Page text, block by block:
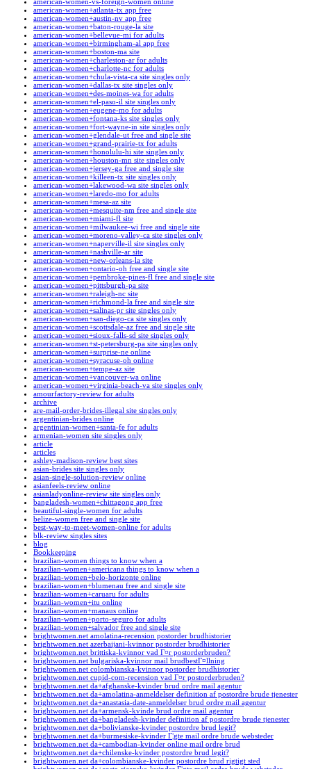
american-women-vs-foreign-women online
american-women+atlanta-tx app free
american-women+austin-nv app free
american-women+baton-rouge-la site
american-women+bellevue-mi for adults
american-women+birmingham-al app free
american-women+boston-ma site
american-women+charleston-ar for adults
american-women+charlotte-nc for adults
american-women+chula-vista-ca site singles only
american-women+dallas-tx site singles only
american-women+des-moines-wa for adults
american-women+el-paso-il site singles only
american-women+eugene-mo for adults
american-women+fontana-ks site singles only
american-women+fort-wayne-in site singles only
american-women+glendale-ut free and single site
american-women+grand-prairie-tx for adults
american-women+honolulu-hi site singles only
american-women+houston-mn site singles only
american-women+jersey-ga free and single site
american-women+killeen-tx site singles only
american-women+lakewood-wa site singles only
american-women+laredo-mo for adults
american-women+mesa-az site
american-women+mesquite-nm free and single site
american-women+miami-fl site
american-women+milwaukee-wi free and single site
american-women+moreno-valley-ca site singles only
american-women+naperville-il site singles only
american-women+nashville-ar site
american-women+new-orleans-la site
american-women+ontario-oh free and single site
american-women+pembroke-pines-fl free and single site
american-women+pittsburgh-pa site
american-women+raleigh-nc site
american-women+richmond-la free and single site
american-women+salinas-pr site singles only
american-women+san-diego-ca site singles only
american-women+scottsdale-az free and single site
american-women+sioux-falls-sd site singles only
american-women+st-petersburg-pa site singles only
american-women+surprise-ne online
american-women+syracuse-oh online
american-women+tempe-az site
american-women+vancouver-wa online
american-women+virginia-beach-va site singles only
amourfactory-review for adults
archive
are-mail-order-brides-illegal site singles only
argentinian-brides online
argentinian-women+santa-fe for adults
armenian-women site singles only
article
articles
ashley-madison-review best sites
asian-brides site singles only
asian-single-solution-review online
asianfeels-review online
asianladyonline-review site singles only
bangladesh-women+chittagong app free
beautiful-single-women for adults
belize-women free and single site
best-way-to-meet-women-online for adults
blk-review singles sites
blog
Bookkeeping
brazilian-women things to know when a
brazilian-women+americana things to know when a
brazilian-women+belo-horizonte online
brazilian-women+blumenau free and single site
brazilian-women+caruaru for adults
brazilian-women+itu online
brazilian-women+manaus online
brazilian-women+porto-seguro for adults
brazilian-women+salvador free and single site
brightwomen.net amolatina-recension postorder brudhistorier
brightwomen.net azerbaijani-kvinnor postorder brudhistorier
brightwomen.net brittiska-kvinnor vad Г¤r postorderbruden?
brightwomen.net bulgariska-kvinnor mail brudbestГ¤llning
brightwomen.net colombianska-kvinnor postorder brudhistorier
brightwomen.net cupid-com-recension vad Г¤r postorderbruden?
brightwomen.net da+afghanske-kvinder brud ordre mail agentur
brightwomen.net da+amolatina-anmeldelser definition af postordre brude tjenester
brightwomen.net da+anastasia-date-anmeldelser brud ordre mail agentur
brightwomen.net da+armensk-kvinde brud ordre mail agentur
brightwomen.net da+bangladesh-kvinder definition af postordre brude tjenester
brightwomen.net da+bolivianske-kvinder postordre brud legit?
brightwomen.net da+burmesiske-kvinder Г¦gte mail ordre brude websteder
brightwomen.net da+cambodian-kvinder online mail ordre brud
brightwomen.net da+chilenske-kvinder postordre brud legit?
brightwomen.net da+colombianske-kvinder postordre brud rigtigt sted